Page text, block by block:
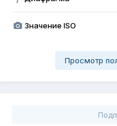
Значение ISO
Просмотр